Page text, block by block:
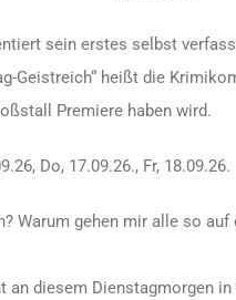
sein erstes selbst
Geistreich“ heißt die
Premiere haben wird.
Do, 17.09.26., Fr, 18.09.26.
Warum gehen mir alle so
an diesem Dienstagmorgen